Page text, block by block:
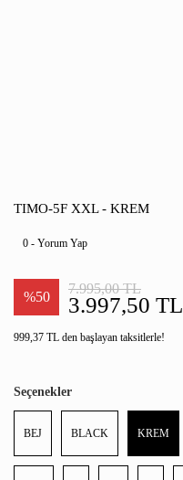
TIMO-5F XXL - KREM
0 - Yorum Yap
%50 3.997,50 TL
7.995,00 TL
999,37 TL den başlayan taksitlerle!
Seçenekler
BEJ BLACK KREM